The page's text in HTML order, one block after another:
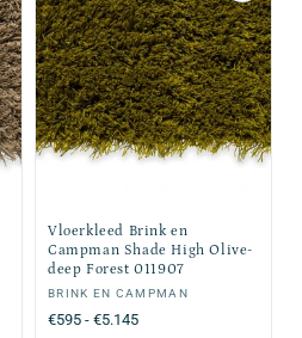
Vloerkleed Brink en
Campman Shade High Olive-
deep Forest 011907
Verkoper:
BRINK EN CAMPMAN
Normale
€595 - €5.145